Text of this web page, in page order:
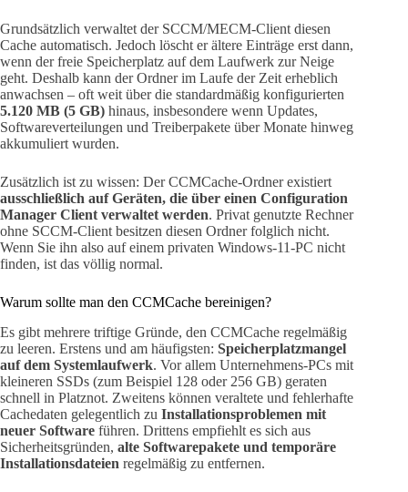
Grundsätzlich verwaltet der SCCM/MECM-Client diesen
Cache automatisch. Jedoch löscht er ältere Einträge erst dann,
wenn der freie Speicherplatz auf dem Laufwerk zur Neige
geht. Deshalb kann der Ordner im Laufe der Zeit erheblich
anwachsen – oft weit über die standardmäßig konfigurierten
5.120 MB (5 GB) hinaus, insbesondere wenn Updates,
Softwareverteilungen und Treiberpakete über Monate hinweg
akkumuliert wurden.
Zusätzlich ist zu wissen: Der CCMCache-Ordner existiert
ausschließlich auf Geräten, die über einen Configuration
Manager Client verwaltet werden. Privat genutzte Rechner
ohne SCCM-Client besitzen diesen Ordner folglich nicht.
Wenn Sie ihn also auf einem privaten Windows-11-PC nicht
finden, ist das völlig normal.
Warum sollte man den CCMCache bereinigen?
Es gibt mehrere triftige Gründe, den CCMCache regelmäßig
zu leeren. Erstens und am häufigsten: Speicherplatzmangel
auf dem Systemlaufwerk. Vor allem Unternehmens-PCs mit
kleineren SSDs (zum Beispiel 128 oder 256 GB) geraten
schnell in Platznot. Zweitens können veraltete und fehlerhafte
Cachedaten gelegentlich zu Installationsproblemen mit
neuer Software führen. Drittens empfiehlt es sich aus
Sicherheitsgründen, alte Softwarepakete und temporäre
Installationsdateien regelmäßig zu entfernen.